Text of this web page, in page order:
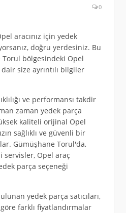
0
aracınız için yedek
doğru yerdesiniz. Bu
Torul bölgesindeki Opel
size ayrıntılı bilgiler
ve performansı takdir
zaman yedek parça
kaliteli orijinal Opel
sağlıklı ve güvenli bir
Gümüşhane Torul'da,
servisler, Opel araç
parça seçeneği
yedek parça satıcıları,
farklı fiyatlandırmalar